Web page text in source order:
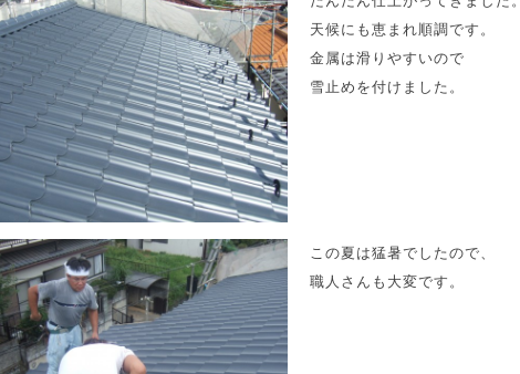
天候にも恵まれ順調です。
金属は滑りやすいので
雪止めを付けました。
この夏は猛暑でしたので、
職人さんも大変です。